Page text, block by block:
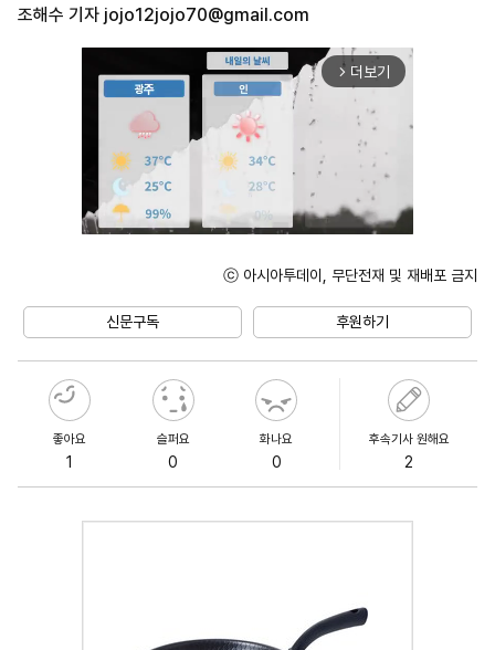
조해수 기자 jojo12jojo70@gmail.com
arrow_forward_ios 더보기
ⓒ 아시아투데이, 무단전재 및 재배포 금지
신문구독 후원하기
좋아요
1
슬퍼요
0
화나요
0
후속기사 원해요
2